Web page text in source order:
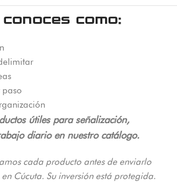
como:
útiles para señalización,
diario en nuestro catálogo.
cada producto antes de enviarlo
Cúcuta. Su inversión está protegida.